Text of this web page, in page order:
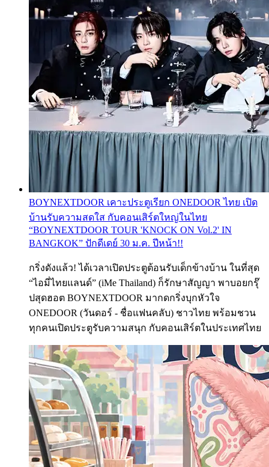
BOYNEXTDOOR เคาะประตูเรียก ONEDOOR ไทย เปิด
บ้านรับความสดใส กับคอนเสิร์ตใหญ่ในไทย
“BOYNEXTDOOR TOUR 'KNOCK ON Vol.2' IN
BANGKOK” ปักดีเดย์ 30 ม.ค. ปีหน้า!!
กริ่งดังแล้ว! ได้เวลาเปิดประตูต้อนรับเด็กข้างบ้าน ในที่สุด
“ไอมี่ไทยแลนด์” (iMe Thailand) ก็รักษาสัญญา พาบอยกรุ๊
ปสุดฮอต BOYNEXTDOOR มากดกริ่งบุกหัวใจ
ONEDOOR (วันดอร์ - ชื่อแฟนคลับ) ชาวไทย พร้อมชวน
ทุกคนเปิดประตูรับความสนุก กับคอนเสิร์ตในประเทศไทย